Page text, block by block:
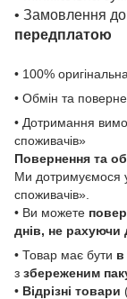
• Замовлення до
передплатою
• 100%
• Обмін та
• Дотримання
споживачів»
Повернення та
Ми дотримуємося
споживачів».
• Ви можете
днів, не рахуючи
• Товар має бути в
з збереженим
• Відрізні товари